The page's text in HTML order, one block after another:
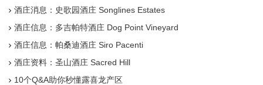
酒庄消息：史歌园酒庄 Songlines Estates
酒庄信息：多吉帕特酒庄 Dog Point Vineyard
酒庄信息：帕桑迪酒庄 Siro Pacenti
酒庄资料：圣山酒庄 Sacred Hill
10个Q&A助你秒懂露喜龙产区